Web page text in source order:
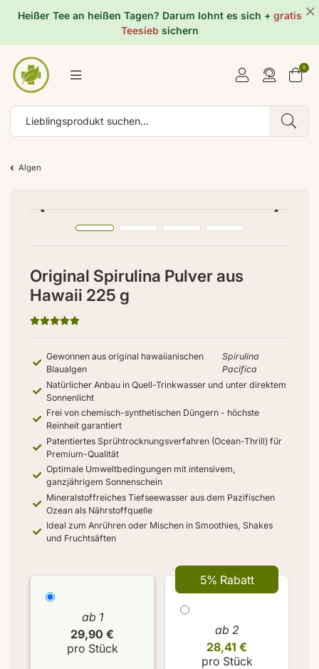
Heißer Tee an heißen Tagen? Darum lohnt es sich + gratis
Teesieb sichern
0
Algen
Original Spirulina Pulver aus
Hawaii 225 g
Gewonnen aus original hawaiianischen
Blaualgen
Spirulina
Pacifica
Natürlicher Anbau in Quell-Trinkwasser und unter direktem
Sonnenlicht
Frei von chemisch-synthetischen Düngern - höchste
Reinheit garantiert
Patentiertes Sprühtrocknungsverfahren (Ocean-Thrill) für
Premium-Qualität
Optimale Umweltbedingungen mit intensivem,
ganzjährigem Sonnenschein
Mineralstoffreiches Tiefseewasser aus dem Pazifischen
Ozean als Nährstoffquelle
Ideal zum Anrühren oder Mischen in Smoothies, Shakes
und Fruchtsäften
ab 1
29,90 €
pro Stück
5% Rabatt
ab 2
28,41 €
pro Stück